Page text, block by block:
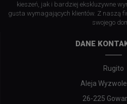
kieszeń, jak i bardziej ekskluzywne
gusta wymagających klientów. Z naszą
swojego
DANE
Rugito
Aleja
26-225